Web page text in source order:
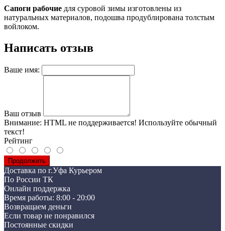
Сапоги рабочие для суровой зимы изготовлены из
натуральных материалов, подошва продублирована толстым
войлоком.
Написать отзыв
Ваше имя:
Ваш отзыв
Внимание: HTML не поддерживается! Используйте обычный
текст!
Рейтинг
Продолжить
Доставка по г.Уфа Курьером
По России ТК
Онлайн поддержка
Время работы: 8:00 - 20:00
Возвращаем деньги
Если товар не понравился
Постоянные скидки